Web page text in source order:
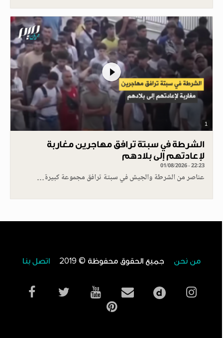
1
الشرطة في سبتة ترافق مهاجرين مغاربة
لإعادتهم إلى بلادهم
01/08/2026 - 22:23
عناصر من الشرطة والجيش في سبتة ترافق مجموعة كبيرة…
من نحن جميع الحقوق محفوظة © 2019 اتصل بنا